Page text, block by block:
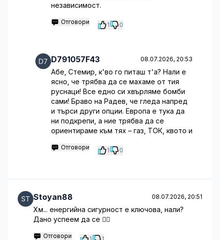
независимост.
Отговори 1 0
D791057F43 08.07.2026, 20:53
Абе, Стемир, к'во го питаш т'а? Нали е
ясно, че трябва да се махаме от тия
руснаци! Все едно си хвърляме бомби
сами! Браво на Радев, че гледа напред
и търси други опции. Европа е тука да
ни подкрепи, а ние трябва да се
ориентираме към тях – газ, ТОК, квото и
Отговори 1 0
Stoyan88 08.07.2026, 20:51
Хм... енергийна сигурност е ключова, нали?
Дано успеем да се 🤷‍♂️
Отговори